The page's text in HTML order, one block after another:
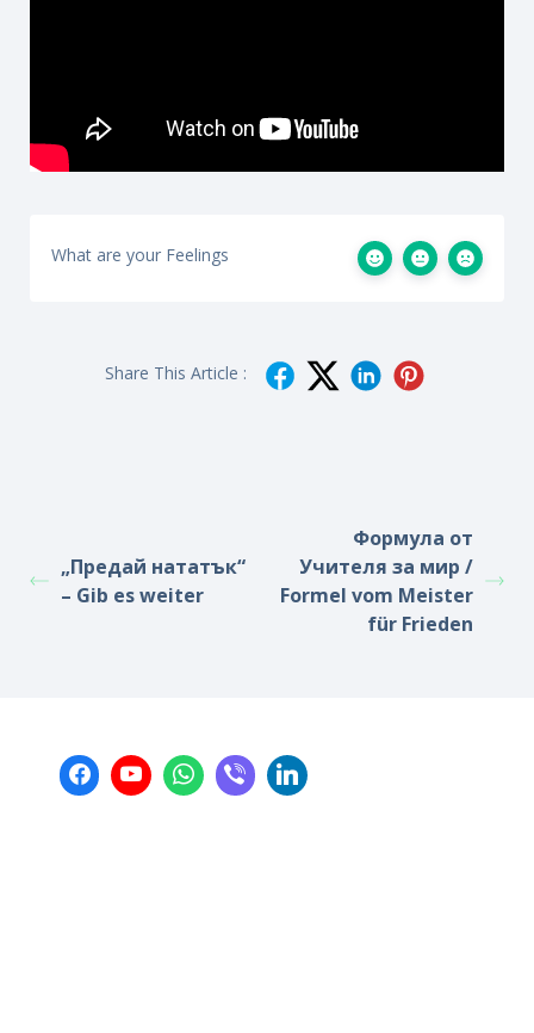
What are your Feelings
Share This Article :
„Предай нататък“
– Gib es weiter
Формула от
Учителя за мир /
Formel vom Meister
für Frieden